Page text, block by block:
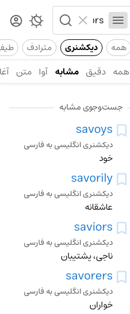
همه دیکشنری مترادف
همه دقیق مشابه آوا متن
جست‌وجوی مشابه
savoys
دیکشنری انگلیسی به فارسی
خود
savorily
دیکشنری انگلیسی به فارسی
عاشقانه
saviors
دیکشنری انگلیسی به فارسی
ناجی، پشتیبان
savorers
دیکشنری انگلیسی به فارسی
خواران